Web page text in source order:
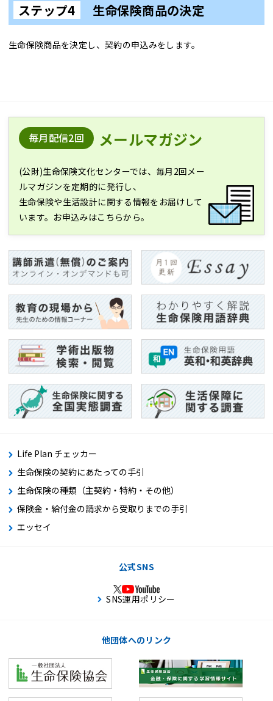
ステップ4 生命保険商品の決定
生命保険商品を決定し、契約の申込みをします。
毎月配信2回 メールマガジン
(公財)生命保険文化センターでは、毎月2回メー
ルマガジンを定期的に発行し、
生命保険や生活設計に関する情報をお届けして
います。お申込みはこちらから。
Life Plan チェッカー
生命保険の契約にあたっての手引
生命保険の種類（主契約・特約・その他）
保険金・給付金の請求から受取りまでの手引
エッセイ
公式SNS
SNS運用ポリシー
他団体へのリンク